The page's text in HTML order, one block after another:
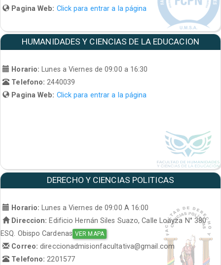
Pagina Web: Click para entrar a la página
HUMANIDADES Y CIENCIAS DE LA EDUCACION
Horario: Lunes a Viernes de 09:00 a 16:30
Telefono:2440039
Pagina Web: Click para entrar a la página
DERECHO Y CIENCIAS POLITICAS
Horario:
Lunes a Viernes de 09:00 A 16:00
Direccion: Edificio Hernán Siles Suazo, Calle Loayza N° 380
ESQ. Obispo Cardenas VER MAPA
Correo:direccionadmisionfacultativa@gmail.com
Telefono: 2201577